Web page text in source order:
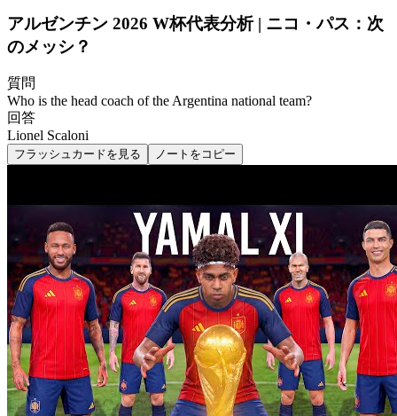
アルゼンチン 2026 W杯代表分析 | ニコ・パス：次
のメッシ？
質問
Who is the head coach of the Argentina national team?
回答
Lionel Scaloni
フラッシュカードを見る ノートをコピー